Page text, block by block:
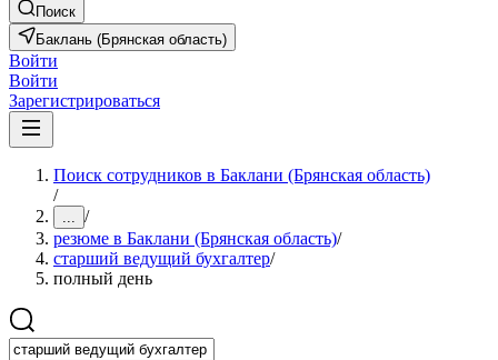
Поиск
Баклань (Брянская область)
Войти
Войти
Зарегистрироваться
Поиск сотрудников в Баклани (Брянская область)
/
... /
резюме в Баклани (Брянская область)/
старший ведущий бухгалтер/
полный день